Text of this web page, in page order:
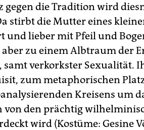
gegen die Tradition wird
stirbt die Mutter eines
und lieber mit Pfeil und
zu einem Albtraum der
verkorkster Sexualität.
zum metaphorischen
Kreisens um
von den prächtig
wird (Kostüme: Gesine